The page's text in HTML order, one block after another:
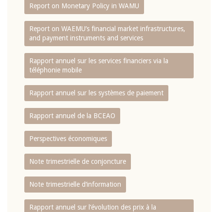
Report on Monetary Policy in WAMU
Report on WAEMU’s financial market infrastructures,
and payment instruments and services
Rapport annuel sur les services financiers via la
téléphonie mobile
Rapport annuel sur les systèmes de paiement
Rapport annuel de la BCEAO
Perspectives économiques
Note trimestrielle de conjoncture
Note trimestrielle d‘information
Rapport annuel sur l‘évolution des prix à la